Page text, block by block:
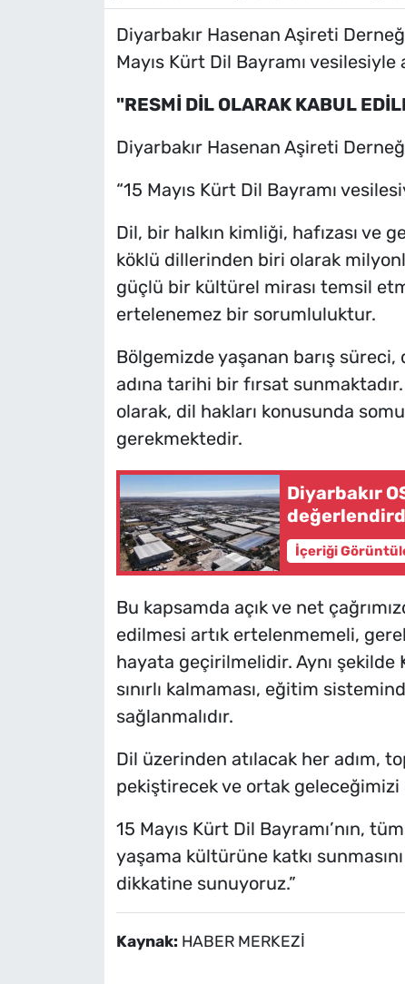
Diyarbakır Hasenan Aşireti
Mayıs Kürt Dil Bayramı vesilesiyle
"RESMİ DİL OLARAK KABUL
Diyarbakır Hasenan Aşireti
“15 Mayıs Kürt Dil Bayramı
Dil, bir halkın kimliği, hafızası ve
köklü dillerinden biri olarak
güçlü bir kültürel mirası temsil
ertelenemez bir sorumluluktur.
Bölgemizde yaşanan barış
adına tarihi bir fırsat
olarak, dil hakları konusunda
gerekmektedir.
Diyarbakır
İçeriği
Bu kapsamda açık ve net
edilmesi artık ertelenmemeli,
hayata geçirilmelidir. Aynı
sınırlı kalmaması, eğitim
sağlanmalıdır.
Dil üzerinden atılacak her adım,
pekiştirecek ve ortak geleceğimizi
15 Mayıs Kürt Dil Bayramı’nın,
yaşama kültürüne katkı
dikkatine sunuyoruz.”
Kaynak: HABER MERKEZİ